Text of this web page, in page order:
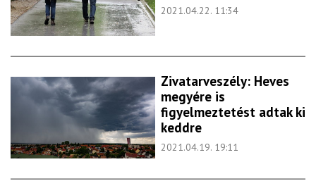
2021.04.22. 11:34
Zivatarveszély: Heves
megyére is
figyelmeztetést adtak ki
keddre
2021.04.19. 19:11